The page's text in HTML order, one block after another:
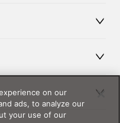
on our
ads, to analyze our
your use of our